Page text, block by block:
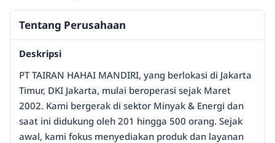
Tentang Perusahaan
Deskripsi
PT TAIRAN HAHAI MANDIRI, yang berlokasi di Jakarta
Timur, DKI Jakarta, mulai beroperasi sejak Maret
2002. Kami bergerak di sektor Minyak & Energi dan
saat ini didukung oleh 201 hingga 500 orang. Sejak
awal, kami fokus menyediakan produk dan layanan